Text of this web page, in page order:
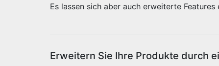
Es lassen sich aber auch erweiterte
Erweitern Sie Ihre Produkte durch